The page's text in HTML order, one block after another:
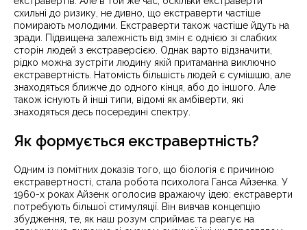
схильні до ризику, не дивно, що екстраверти частіше
помирають молодими. Екстраверти також частіше йдуть на
зради. Підвищена залежність від змін є однією зі слабких
сторін людей з екстраверсією. Однак варто відзначити,
рідко можна зустріти людину якій притаманна виключно
екстравертність. Натомість більшість людей є сумішшю, але
знаходяться ближче до одного кінця, або до іншого. Але
також існують й інші типи, відомі як амбіверти, які
знаходяться десь посередині спектру.
Як формується екстравертність?
Одним із помітних доказів того, що біологія є причиною
екстравертності, стала робота психолога Ганса Айзенка. У
1960-х роках Айзенк оголосив вражаючу ідею: екстраверти
потребують більшої стимуляції. Він вивчав концепцію
збудження, те, як наш розум сприймає та реагує на